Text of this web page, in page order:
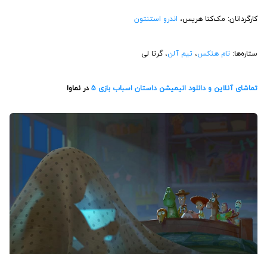
کارگردانان: مک‌کنا هریس، اندرو استنتون
ستاره‌ها: تام هنکس، تیم آلن، گرتا لی
تماشای آنلاین و دانلود انیمیشن داستان اسباب بازی 5 در نماوا